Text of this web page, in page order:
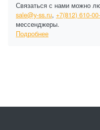
Связаться с нами можно
sale@y-ss.ru, +7(812) 610-
мессенджеры.
Подробнее